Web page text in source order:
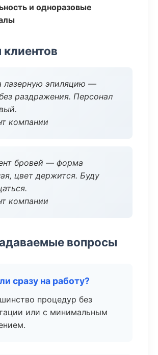
и одноразовые
лазерную эпиляцию —
раздражения. Персонал
компании
бровей — форма
цвет держится. Буду
компании
вопросы
сразу на работу?
процедур без
или с минимальным